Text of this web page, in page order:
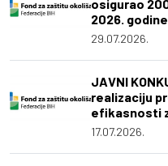
osigurao
2026. godine
29.07.2026.
JAVNI
realizaciju
efikasnosti
17.07.2026.